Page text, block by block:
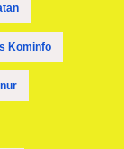
Kominfo